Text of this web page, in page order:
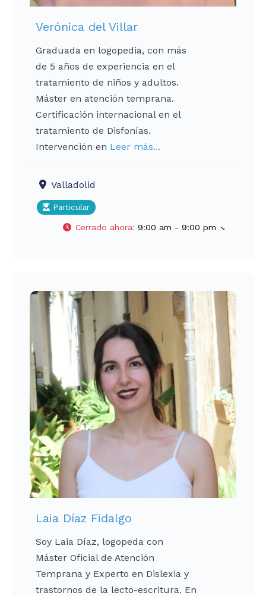
Verónica del Villar
Graduada en logopedia, con más
de 5 años de experiencia en el
tratamiento de niños y adultos.
Máster en atención temprana.
Certificación internacional en el
tratamiento de Disfonías.
Intervención en Leer más...
Valladolid
Particular
Cerrado ahora: 9:00 am - 9:00 pm
Laia Díaz Fidalgo
Soy Laia Díaz, logopeda con
Máster Oficial de Atención
Temprana y Experto en Dislexia y
trastornos de la lecto-escritura. En